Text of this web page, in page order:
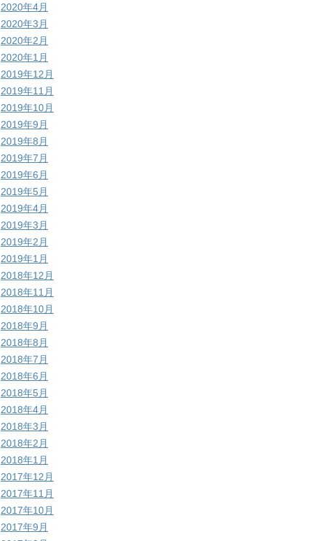
2020年4月
2020年3月
2020年2月
2020年1月
2019年12月
2019年11月
2019年10月
2019年9月
2019年8月
2019年7月
2019年6月
2019年5月
2019年4月
2019年3月
2019年2月
2019年1月
2018年12月
2018年11月
2018年10月
2018年9月
2018年8月
2018年7月
2018年6月
2018年5月
2018年4月
2018年3月
2018年2月
2018年1月
2017年12月
2017年11月
2017年10月
2017年9月